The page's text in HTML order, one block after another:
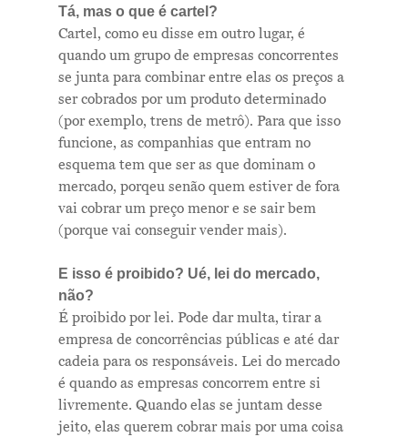
Tá, mas o que é cartel?
Cartel, como eu disse em outro lugar, é
quando um grupo de empresas concorrentes
se junta para combinar entre elas os preços a
ser cobrados por um produto determinado
(por exemplo, trens de metrô). Para que isso
funcione, as companhias que entram no
esquema tem que ser as que dominam o
mercado, porqeu senão quem estiver de fora
vai cobrar um preço menor e se sair bem
(porque vai conseguir vender mais).
E isso é proibido? Ué, lei do mercado,
não?
É proibido por lei. Pode dar multa, tirar a
empresa de concorrências públicas e até dar
cadeia para os responsáveis. Lei do mercado
é quando as empresas concorrem entre si
livremente. Quando elas se juntam desse
jeito, elas querem cobrar mais por uma coisa